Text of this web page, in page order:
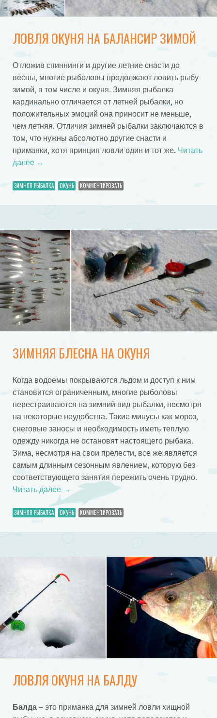
ЛОВЛЯ ОКУНЯ НА БАЛАНСИР ЗИМОЙ
Отложив спиннинги и другие летние снасти до
весны, многие рыболовы продолжают ловить рыбу
зимой, в том числе и окуня. Зимняя рыбалка
кардинально отличается от летней рыбалки, но
положительных эмоций она приносит не меньше,
чем летняя. Отличия зимней рыбалки заключаются в
том, что нужны абсолютно другие снасти и
приманки, хотя принцип ловли один и тот же. Читать
далее →
ЗИМНЯЯ РЫБАЛКА ОКУНЬ КОММЕНТИРОВАТЬ
ЗИМНЯЯ БЛЕСНА НА ОКУНЯ
Когда водоемы покрываются льдом и доступ к ним
становится ограниченным, многие рыболовы
перестраиваются на зимний вид рыбалки, несмотря
на некоторые неудобства. Такие минусы как мороз,
снеговые заносы и необходимость иметь теплую
одежду никогда не остановят настоящего рыбака.
Зима, несмотря на свои прелести, все же является
самым длинным сезонным явлением, которую без
соответствующего занятия пережить очень трудно.
Читать далее →
ЗИМНЯЯ РЫБАЛКА ОКУНЬ КОММЕНТИРОВАТЬ
ЛОВЛЯ ОКУНЯ НА БАЛДУ
Балда– это приманка для зимней ловли хищной